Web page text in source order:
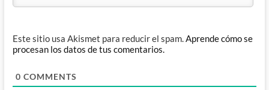
Este sitio usa Akismet para reducir el spam.Aprende cómo se
procesan los datos de tus comentarios.
0 COMMENTS